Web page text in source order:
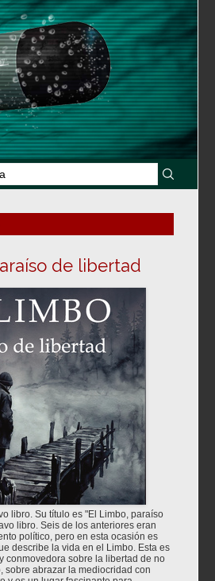
de libertad
libro. Su título es "El Limbo, paraíso
libro. Seis de los anteriores eran
político, pero en esta ocasión es
describe la vida en el Limbo. Esta es
conmovedora sobre la libertad de no
sobre abrazar la mediocridad con